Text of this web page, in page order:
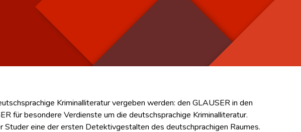
Kriminalliteratur vergeben werden: den GLAUSER in den
für besondere Verdienste um die deutschsprachige Kriminalliteratur.
eine der ersten Detektivgestalten des deutschprachigen Raumes.